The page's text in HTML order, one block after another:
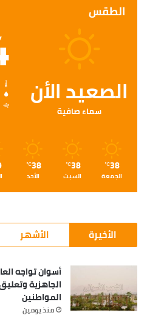
الطقس
الصعيد الأن
سماء صافية
38
℃
الجمعة
38
℃
السبت
38
℃
الأحد
الأخيرة الأشهر
أسوان تواجه
الجاهزية
المواطنين
منذ يومين